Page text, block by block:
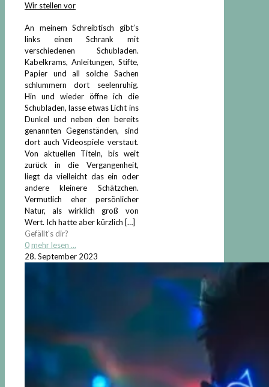
Wir stellen vor
An meinem Schreibtisch gibt’s
links einen Schrank mit
verschiedenen Schubladen.
Kabelkrams, Anleitungen, Stifte,
Papier und all solche Sachen
schlummern dort seelenruhig.
Hin und wieder öffne ich die
Schubladen, lasse etwas Licht ins
Dunkel und neben den bereits
genannten Gegenständen, sind
dort auch Videospiele verstaut.
Von aktuellen Titeln, bis weit
zurück in die Vergangenheit,
liegt da vielleicht das ein oder
andere kleinere Schätzchen.
Vermutlich eher persönlicher
Natur, als wirklich groß von
Wert. Ich hatte aber kürzlich […]
Gefällt's dir?
0 mehr lesen ...
28. September 2023